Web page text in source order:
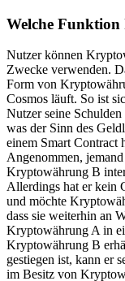
Welche
Nutzer können
Zwecke verwenden.
Form von
Cosmos läuft. So ist
Nutzer seine
was der Sinn des
einem Smart Contract
Angenommen,
Kryptowährung B
Allerdings hat er kein
und möchte
dass sie weiterhin an
Kryptowährung A in
Kryptowährung B
gestiegen ist, kann er
im Besitz von